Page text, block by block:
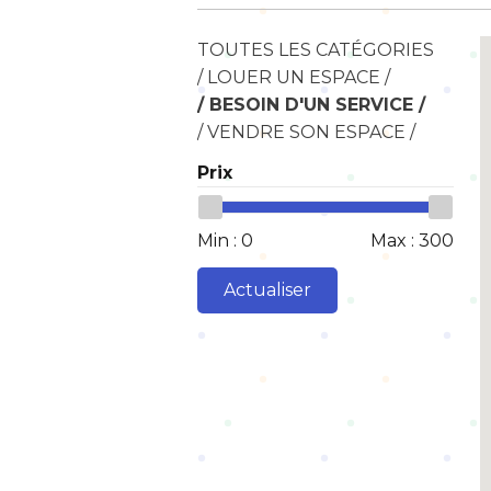
TOUTES LES CATÉGORIES
/ LOUER UN ESPACE /
/ BESOIN D'UN SERVICE /
/ VENDRE SON ESPACE /
Prix
Min : 0 Max : 300
Actualiser